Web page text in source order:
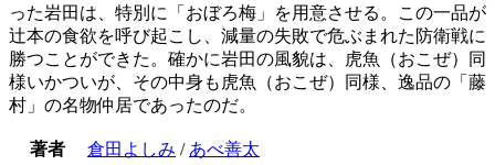
った岩田は、特別に「おぼろ梅」を用意させる。この一品が
辻本の食欲を呼び起こし、減量の失敗で危ぶまれた防衛戦に
勝つことができた。確かに岩田の風貌は、虎魚（おこぜ）同
様いかついが、その中身も虎魚（おこぜ）同様、逸品の「藤
村」の名物仲居であったのだ。
著者 倉田よしみ / あべ善太